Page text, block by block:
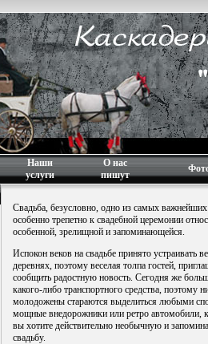
Наши
услуги
О нас
пишут
Свадьба, безусловно, одно из самых
особенно трепетно к свадебной церемонии
особенной, зрелищной и запоминающейся.
Испокон веков на свадьбе принято
деревнях, поэтому веселая толпа гостей,
сообщить радостную новость. Сегодня же
какого-либо транспортного средства, поэтому
молодожены стараются выделиться любыми
мощные внедорожники или ретро автомобили,
вы хотите действительно необычную и
свадьбу.